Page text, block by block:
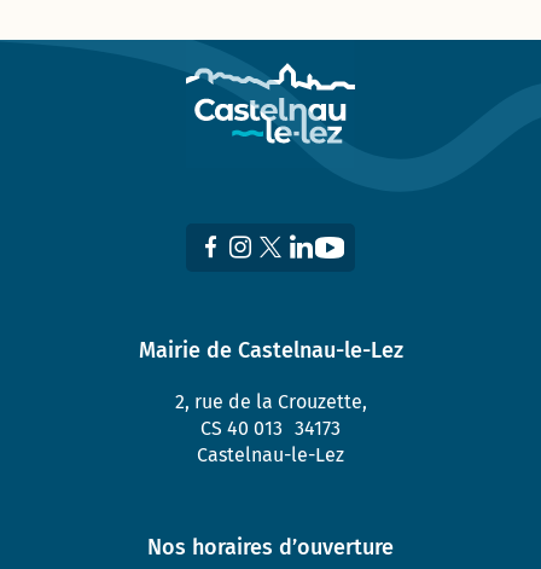
Mairie de Castelnau-le-Lez
2, rue de la Crouzette,
CS 40 013 34173
Castelnau-le-Lez
Nos horaires d’ouverture